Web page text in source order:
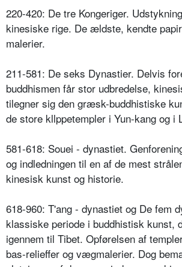
220-420: De tre Kongeriger.
kinesiske rige. De ældste, kendte
malerier.
211-581: De seks Dynastier. Delvis
buddhismen får stor udbredelse,
tilegner sig den græsk-buddhistiske
de store kllppetempler i Yun-kang og i
581-618: Souei - dynastiet.
og indledningen til en af de mest
kinesisk kunst og historie.
618-960: T'ang - dynastiet og De fem
klassiske periode i buddhistisk kunst,
igennem til Tibet. Opførelsen af
bas-relieffer og vægmalerier. Dog